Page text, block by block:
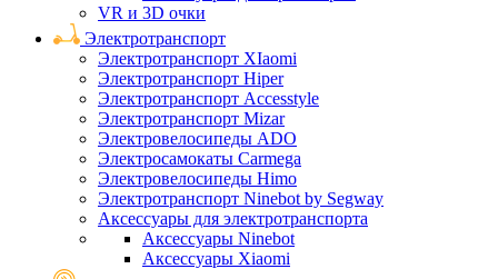
VR и 3D очки
Электротранспорт
Электротранспорт XIaomi
Электротранспорт Hiper
Электротранспорт Accesstyle
Электротранспорт Mizar
Электровелосипеды ADO
Электросамокаты Carmega
Электровелосипеды Himo
Электротранспорт Ninebot by Segway
Аксессуары для электротранспорта
Аксессуары Ninebot
Аксессуары Xiaomi